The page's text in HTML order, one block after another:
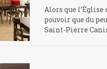
Alors que
pouvoir que du
Saint-Pierre